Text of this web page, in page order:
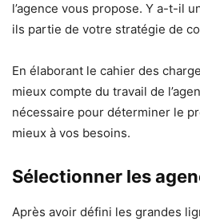
l’agence vous propose. Y a-t-il
ils partie de votre stratégie de
En élaborant le cahier des
mieux compte du travail de
nécessaire pour déterminer le
mieux à vos besoins.
Sélectionner les
Après avoir défini les grandes